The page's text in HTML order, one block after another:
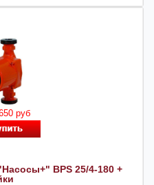
руб
BPS 25/4-180 +